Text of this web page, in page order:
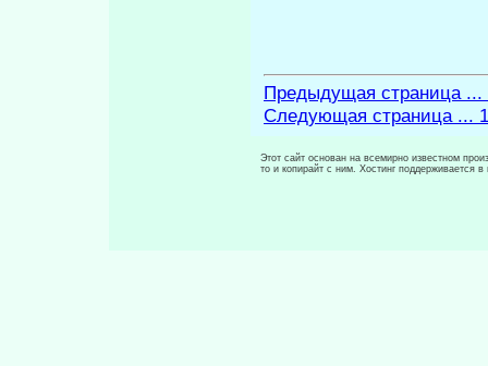
Предыдущая страница ...
Следующая страница ...
Этот сайт основан на всемирно известном
то и копирайт с ним. Хостинг поддерживается